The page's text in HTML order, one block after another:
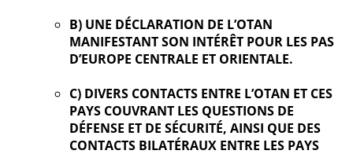
B) UNE DÉCLARATION DE L’OTAN
MANIFESTANT SON INTÉRÊT POUR LES PAS
D’EUROPE CENTRALE ET ORIENTALE.
C) DIVERS CONTACTS ENTRE L’OTAN ET CES
PAYS COUVRANT LES QUESTIONS DE
DÉFENSE ET DE SÉCURITÉ, AINSI QUE DES
CONTACTS BILATÉRAUX ENTRE LES PAYS